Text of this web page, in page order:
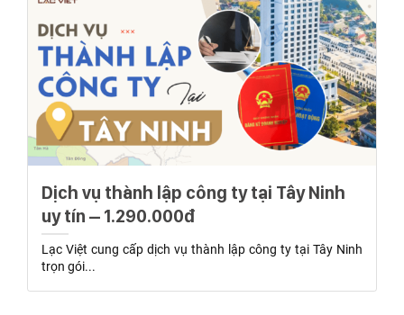
Dịch vụ thành lập công ty tại Tây Ninh
uy tín – 1.290.000đ
Lạc Việt cung cấp dịch vụ thành lập công ty tại Tây Ninh
trọn gói...